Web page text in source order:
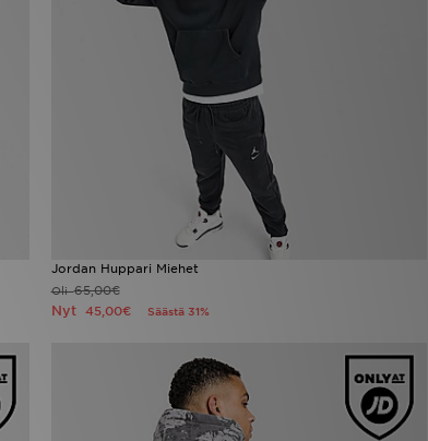
Jordan Huppari Miehet
Oli65,00€
Nyt 45,00€ Säästä 31%